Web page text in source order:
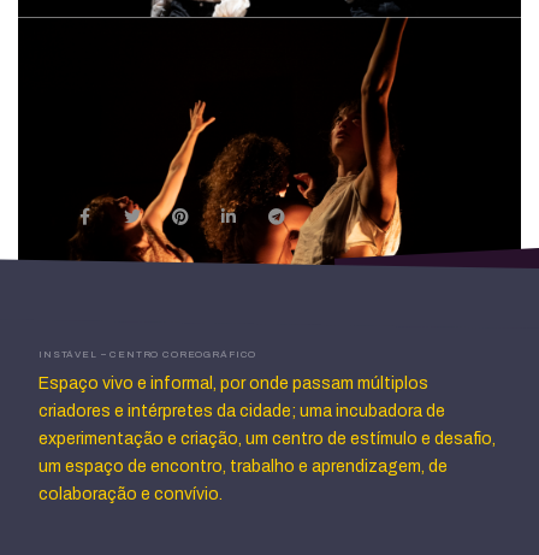
/ Leo Calvino e Joana Couto
It’s a Long Yesterday/ Carminda Soares e
Maria R. Soares
Songs of Ascension/ Beatriz Moreira, Iris
Auguste e Giulia Micelli
INSTÁVEL – CENTRO COREOGRÁFICO
Espaço vivo e informal, por onde passam múltiplos
criadores e intérpretes da cidade; uma incubadora de
experimentação e criação, um centro de estímulo e desafio,
um espaço de encontro, trabalho e aprendizagem, de
colaboração e convívio.